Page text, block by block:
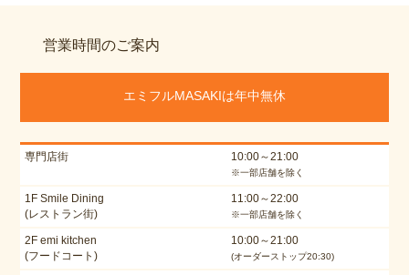
営業時間のご案内
エミフルMASAKIは年中無休
専門店街 10:00～21:00
※一部店舗を除く
1F Smile Dining
(レストラン街)
11:00～22:00
※一部店舗を除く
2F emi kitchen
(フードコート)
10:00～21:00
(オーダーストップ20:30)